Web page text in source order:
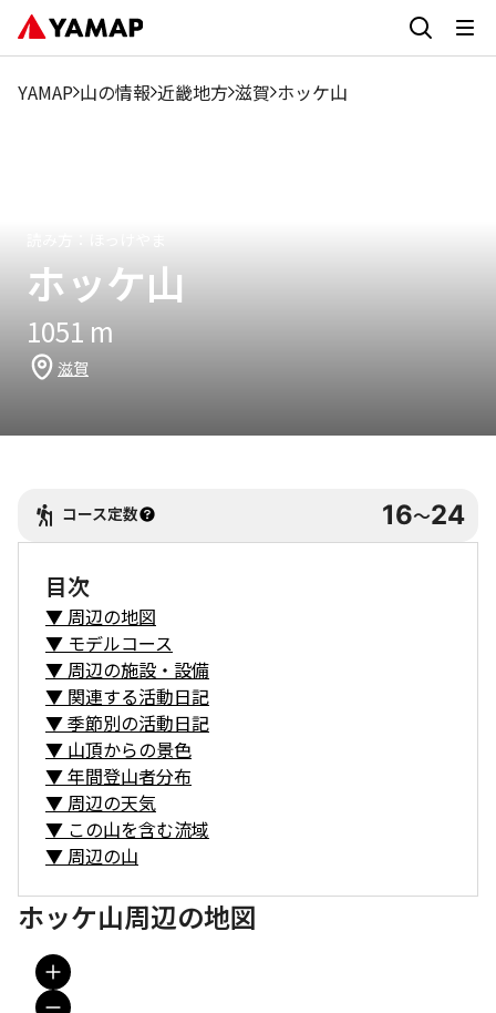
YAMAP 山の情報 近畿地方 滋賀 ホッケ山
ホッケ山
1051 m
滋賀
コース定数 16〜24
目次
▼ 周辺の地図
▼ モデルコース
▼ 周辺の施設・設備
▼ 関連する活動日記
▼季節別の活動日記
▼ 山頂からの景色
▼年間登山者分布
▼ 周辺の天気
▼ この山を含む流域
▼ 周辺の山
ホッケ山周辺の地図
1月 2月 3月 8月
9月